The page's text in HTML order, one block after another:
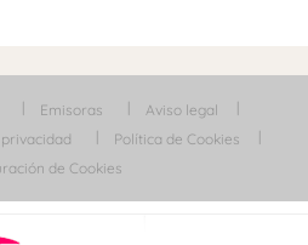
Emisoras
Aviso legal
Política de Cookies
de Cookies